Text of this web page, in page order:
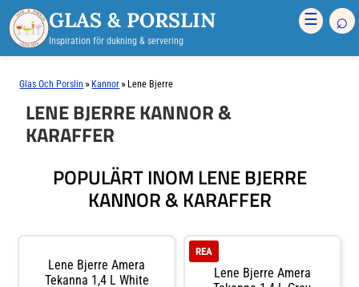
GLAS & PORSLIN
Inspiration för dukning & servering
☰ ⌕
Glas Och Porslin » Kannor » Lene Bjerre
LENE BJERRE KANNOR &
KARAFFER
POPULÄRT INOM LENE BJERRE
KANNOR & KARAFFER
Lene Bjerre Amera
Tekanna 1,4 L White
Lene Bjerre Amera
REA